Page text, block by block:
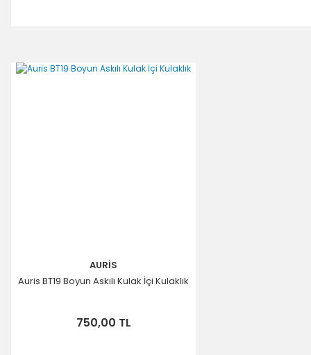
AURİS
Auris BT19 Boyun Askılı Kulak İçi Kulaklık
750,00 TL